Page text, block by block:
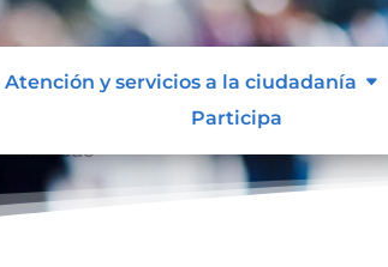
Atención y servicios a la ciudadanía
Participa
Cerrado